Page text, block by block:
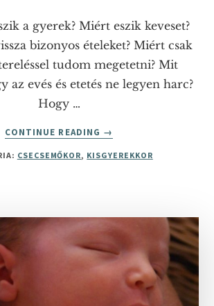
a gyerek? Miért eszik keveset?
bizonyos ételeket? Miért csak
tudom megetetni? Mit
az evés és etetés ne legyen harc?
Hogy …
CONTINUE READING
ABOUT
ESZIK
MIÉRT
ESZIK?
MIT
TEGYEK?
→
CSECSEMŐKOR, KISGYEREKKOR